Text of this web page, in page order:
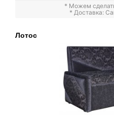
* Можем
* Доставка:
Лотос